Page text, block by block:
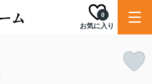
お気に入り
0